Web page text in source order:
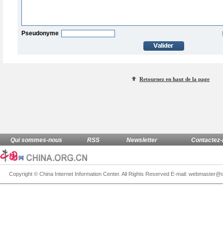
Pseudonyme
Retournez en haut de la page